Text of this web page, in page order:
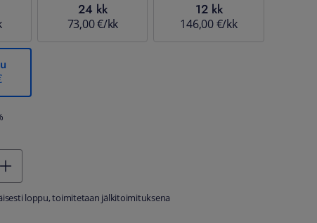
24 kk
73,00 €/kk
12 kk
146,00 €/kk
loppu, toimitetaan jälkitoimituksena